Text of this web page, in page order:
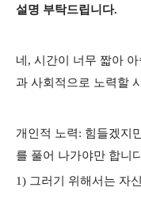
설명 부탁드립니다.
네, 시간이 너무 짧아
과 사회적으로 노력할
개인적 노력: 힘들겠지
를 풀어 나가야만 합니
1) 그러기 위해서는 자